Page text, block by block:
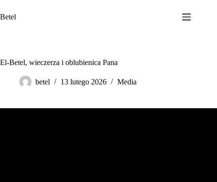
do
treści
Betel
El-Betel, wieczerza i oblubienica Pana
betel 13 lutego 2026 Media